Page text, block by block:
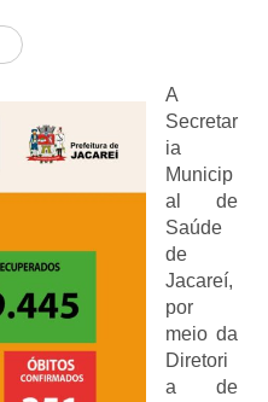
A
Secretar
ia
Municip
al de
Saúde
de
Jacareí,
por
meio da
Diretori
a de